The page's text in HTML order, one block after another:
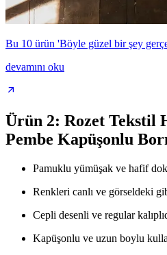
Bu 10 ürün 'Böyle güzel bir şey
devamını oku
Ürün 2: Rozet Tekstil
Pembe Kapüşonlu
Pamuklu yümüşak ve hafif
Renkleri canlı ve görseldeki
Cepli desenli ve regular
Kapüşonlu ve uzun boylu